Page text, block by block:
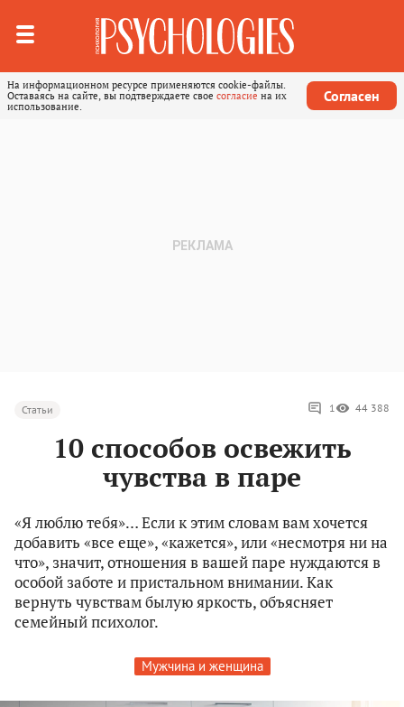
На информационном ресурсе применяются cookie-файлы.
Оставаясь на сайте, вы подтверждаете свое согласие на их
использование.
Согласен
Статьи 1 44 388
10 способов освежить
чувства в паре
«Я люблю тебя»… Если к этим словам вам хочется
добавить «все еще», «кажется», или «несмотря ни на
что», значит, отношения в вашей паре нуждаются в
особой заботе и пристальном внимании. Как
вернуть чувствам былую яркость, объясняет
семейный психолог.
Мужчина и женщина